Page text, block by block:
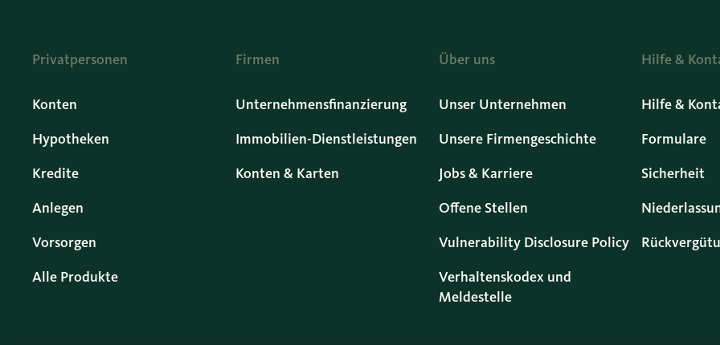
Privatpersonen
Konten
Hypotheken
Kredite
Anlegen
Vorsorgen
Alle Produkte
Firmen
Unternehmensfinanzierung
Immobilien-Dienstleistungen
Konten & Karten
Über uns
Unser Unternehmen
Unsere Firmengeschichte
Jobs & Karriere
Offene Stellen
Vulnerability Disclosure Policy
Verhaltenskodex und
Meldestelle
Hilfe &
Hilfe &
Formulare
Sicherheit